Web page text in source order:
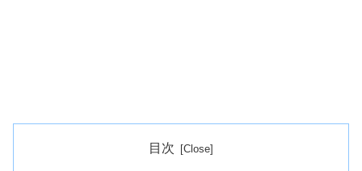
目次